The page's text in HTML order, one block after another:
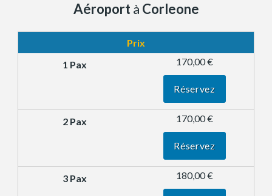
Aéroportà Corleone
Prix
170,00 €
Réservez
170,00 €
Réservez
180,00 €